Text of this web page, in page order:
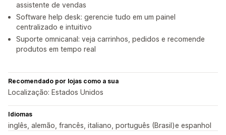
assistente de vendas
Software help desk: gerencie tudo em um painel
centralizado e intuitivo
Suporte omnicanal: veja carrinhos, pedidos e recomende
produtos em tempo real
Recomendado por lojas como a sua
Localização: Estados Unidos
Idiomas
inglês, alemão, francês, italiano, português (Brasil)e espanhol